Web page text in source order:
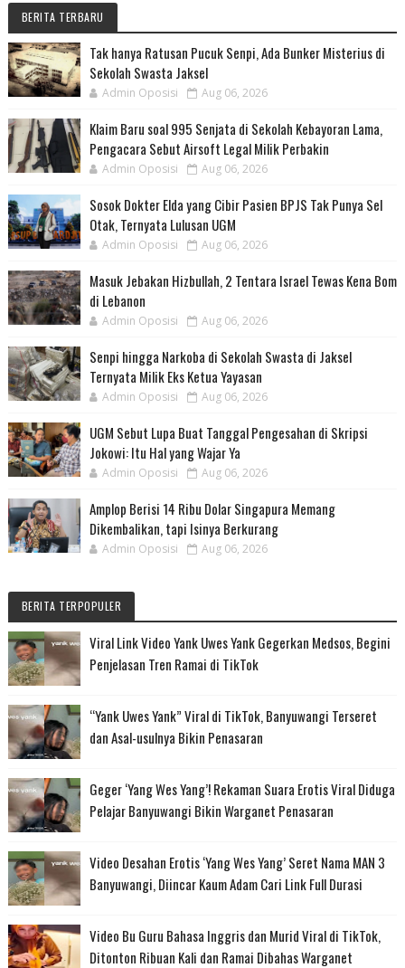
BERITA TERBARU
Tak hanya Ratusan Pucuk Senpi, Ada Bunker Misterius di
Sekolah Swasta Jaksel
Admin Oposisi Aug 06, 2026
Klaim Baru soal 995 Senjata di Sekolah Kebayoran Lama,
Pengacara Sebut Airsoft Legal Milik Perbakin
Admin Oposisi Aug 06, 2026
Sosok Dokter Elda yang Cibir Pasien BPJS Tak Punya Sel
Otak, Ternyata Lulusan UGM
Admin Oposisi Aug 06, 2026
Masuk Jebakan Hizbullah, 2 Tentara Israel Tewas Kena Bom
di Lebanon
Admin Oposisi Aug 06, 2026
Senpi hingga Narkoba di Sekolah Swasta di Jaksel
Ternyata Milik Eks Ketua Yayasan
Admin Oposisi Aug 06, 2026
UGM Sebut Lupa Buat Tanggal Pengesahan di Skripsi
Jokowi: Itu Hal yang Wajar Ya
Admin Oposisi Aug 06, 2026
Amplop Berisi 14 Ribu Dolar Singapura Memang
Dikembalikan, tapi Isinya Berkurang
Admin Oposisi Aug 06, 2026
BERITA TERPOPULER
Viral Link Video Yank Uwes Yank Gegerkan Medsos, Begini
Penjelasan Tren Ramai di TikTok
“Yank Uwes Yank” Viral di TikTok, Banyuwangi Terseret
dan Asal-usulnya Bikin Penasaran
Geger ‘Yang Wes Yang’! Rekaman Suara Erotis Viral Diduga
Pelajar Banyuwangi Bikin Warganet Penasaran
Video Desahan Erotis ‘Yang Wes Yang’ Seret Nama MAN 3
Banyuwangi, Diincar Kaum Adam Cari Link Full Durasi
Video Bu Guru Bahasa Inggris dan Murid Viral di TikTok,
Ditonton Ribuan Kali dan Ramai Dibahas Warganet